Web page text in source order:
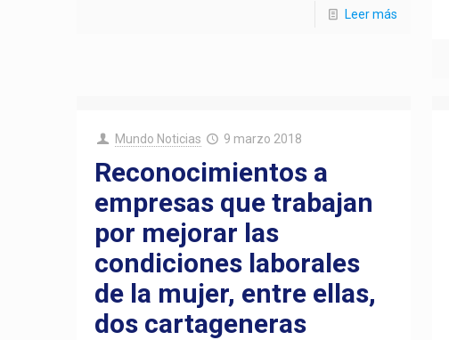
Leer más
Mundo Noticias 9 marzo 2018
Reconocimientos a
empresas que trabajan
por mejorar las
condiciones laborales
de la mujer, entre ellas,
dos cartageneras